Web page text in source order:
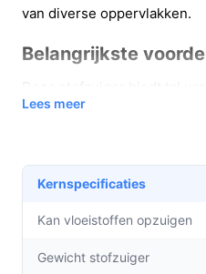
van diverse oppervlakken.
Belangrijkste
het schoonmaken
gebruikstijd in de
ruimtes zonder
LED-verlichting:De
plaatsen goed zicht
Lees meer
Kernspecificaties
Kan vloeistoffen opzuigen
Gewicht stofzuiger